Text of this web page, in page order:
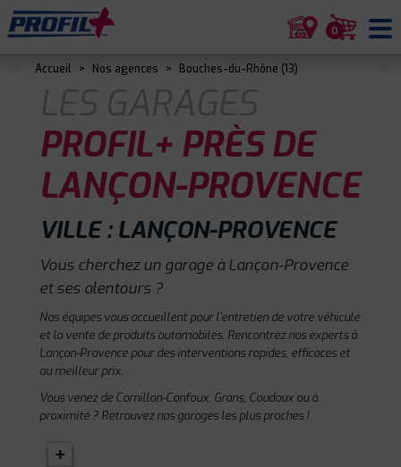
0
Accueil > Nos agences > Bouches-du-Rhône (13)
LES GARAGES
PROFIL+ PRÈS DE
LANÇON-PROVENCE
VILLE : LANÇON-PROVENCE
Vous cherchez un garage à Lançon-Provence
et ses alentours ?
Nos équipes vous accueillent pour l'entretien de votre véhicule
et la vente de produits automobiles. Rencontrez nos experts à
Lançon-Provence pour des interventions rapides, efficaces et
au meilleur prix.
Vous venez de Cornillon-Confoux, Grans, Coudoux ou à
proximité ? Retrouvez nos garages les plus proches !
+